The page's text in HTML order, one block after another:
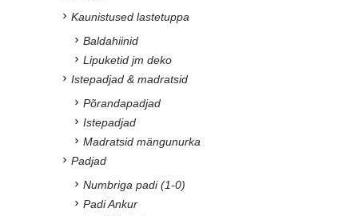
Kaunistused lastetuppa
Baldahiinid
Lipuketid jm deko
Istepadjad & madratsid
Põrandapadjad
Istepadjad
Madratsid mängunurka
Padjad
Numbriga padi (1-0)
Padi Ankur